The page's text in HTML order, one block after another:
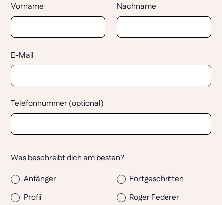
Vorname Nachname
E-Mail
Telefonnummer (optional)
Was beschreibt dich am besten?
Anfänger
Fortgeschritten
Profii
Roger Federer